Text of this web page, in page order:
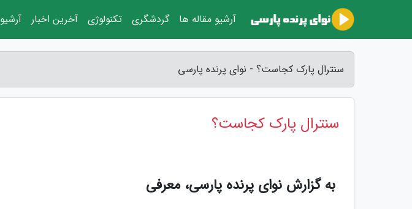
سنترال پارک کجاست؟ - نوای پرنده پارسی
سنترال پارک کجاست؟
به گزارش نوای پرنده پارسی، معرفی
آرشیو مقاله ها گردشگری تکنولوژی آخرین اخبار